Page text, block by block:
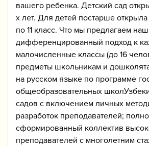
вашего ребенка. Детский сад
х лет. Для детей постарше
по 11 класс. Что мы предлагаем
дифференцированный подход к
малочисленные классы (до 16
предметы школьникам и
на русском языке по программе
общеобразовательных
садов с включением личных
разработок преподавателей;
сформированный коллектив
преподавателей с многолетним